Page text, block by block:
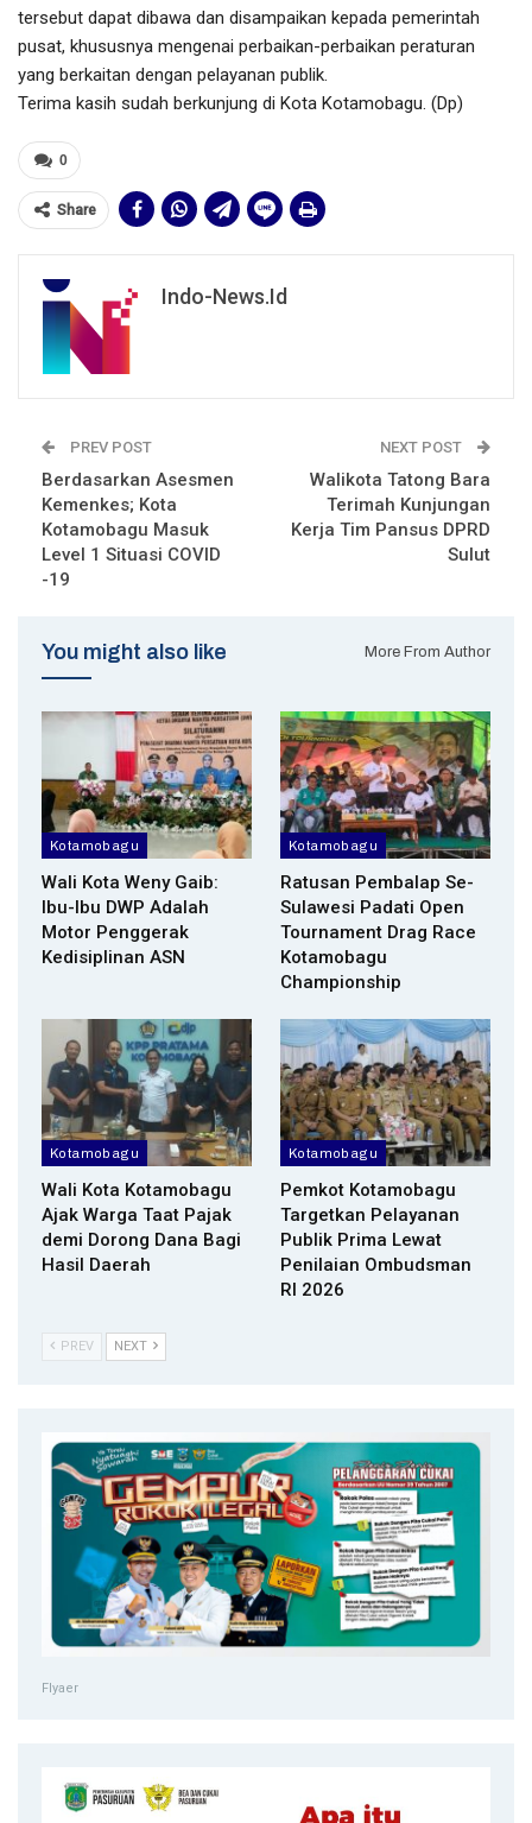
tersebut dapat dibawa dan disampaikan kepada pemerintah
pusat, khususnya mengenai perbaikan-perbaikan peraturan
yang berkaitan dengan pelayanan publik.
Terima kasih sudah berkunjung di Kota Kotamobagu. (Dp)
0
Share
Indo-News.id
PREV POST
Berdasarkan Asesmen
Kemenkes; Kota
Kotamobagu Masuk
Level 1 Situasi COVID
-19
NEXT POST
Walikota Tatong Bara
Terimah Kunjungan
Kerja Tim Pansus DPRD
Sulut
You might also like More From Author
Kotamobagu
Wali Kota Weny Gaib:
Ibu-Ibu DWP Adalah
Motor Penggerak
Kedisiplinan ASN
Kotamobagu
Ratusan Pembalap Se-
Sulawesi Padati Open
Tournament Drag Race
Kotamobagu
Championship
Kotamobagu
Wali Kota Kotamobagu
Ajak Warga Taat Pajak
demi Dorong Dana Bagi
Hasil Daerah
Kotamobagu
Pemkot Kotamobagu
Targetkan Pelayanan
Publik Prima Lewat
Penilaian Ombudsman
RI 2026
PREV NEXT
Flyaer